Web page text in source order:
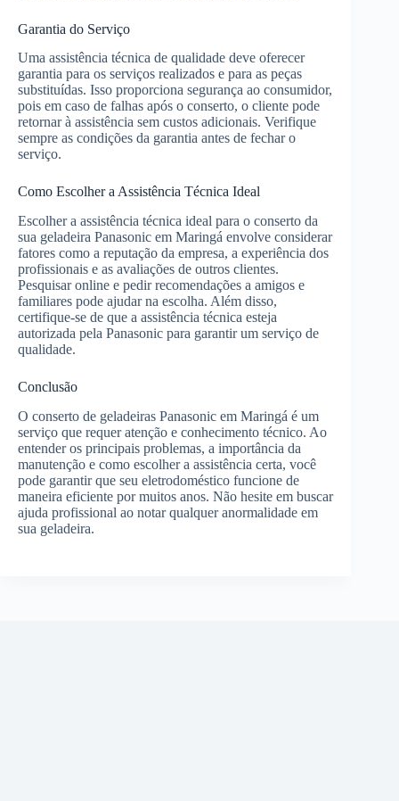
Garantia do Serviço
Uma assistência técnica de qualidade deve oferecer
garantia para os serviços realizados e para as peças
substituídas. Isso proporciona segurança ao consumidor,
pois em caso de falhas após o conserto, o cliente pode
retornar à assistência sem custos adicionais. Verifique
sempre as condições da garantia antes de fechar o
serviço.
Como Escolher a Assistência Técnica Ideal
Escolher a assistência técnica ideal para o conserto da
sua geladeira Panasonic em Maringá envolve considerar
fatores como a reputação da empresa, a experiência dos
profissionais e as avaliações de outros clientes.
Pesquisar online e pedir recomendações a amigos e
familiares pode ajudar na escolha. Além disso,
certifique-se de que a assistência técnica esteja
autorizada pela Panasonic para garantir um serviço de
qualidade.
Conclusão
O conserto de geladeiras Panasonic em Maringá é um
serviço que requer atenção e conhecimento técnico. Ao
entender os principais problemas, a importância da
manutenção e como escolher a assistência certa, você
pode garantir que seu eletrodoméstico funcione de
maneira eficiente por muitos anos. Não hesite em buscar
ajuda profissional ao notar qualquer anormalidade em
sua geladeira.